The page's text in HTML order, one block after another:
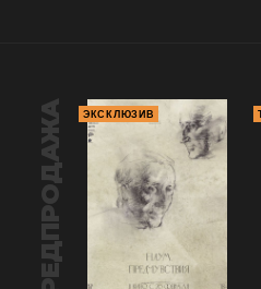
ПРЕДПРОДАЖА ЭКСКЛЮЗИВ